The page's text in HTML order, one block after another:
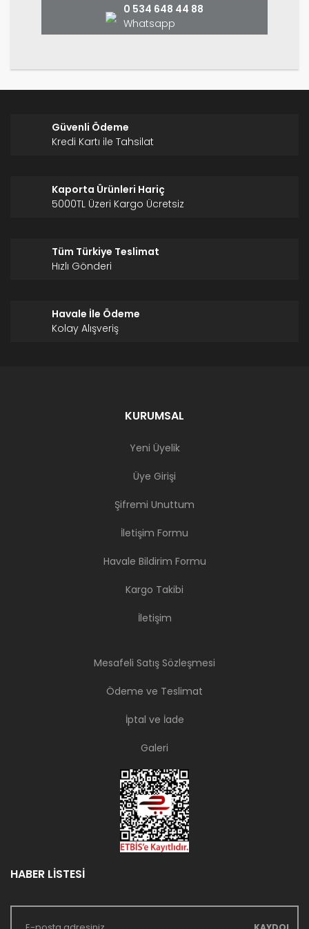
0 534 648 44 88
Whatsapp
Güvenli Ödeme
Kredi Kartı ile Tahsilat
Kaporta Ürünleri Hariç
5000TL Üzeri Kargo Ücretsiz
Tüm Türkiye Teslimat
Hızlı Gönderi
Havale İle Ödeme
Kolay Alışveriş
KURUMSAL
Yeni Üyelik
Üye Girişi
Şifremi Unuttum
İletişim Formu
Havale Bildirim Formu
Kargo Takibi
İletişim
Mesafeli Satış Sözleşmesi
Ödeme ve Teslimat
İptal ve İade
Galeri
HABER LİSTESİ